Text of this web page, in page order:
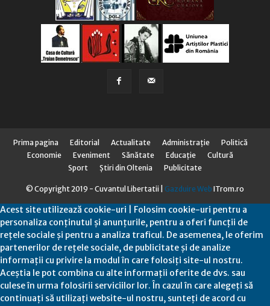
Prima pagina Editorial Actualitate Administraţie
Politică
Economie
Eveniment Sănătate Educaţie
Cultură
Sport
Știri din Oltenia Publicitate
© Copyright 2019 - Cuvantul Libertatii | Gazduire Web ITrom.ro
Acest site utilizează cookie-uri | Folosim cookie-uri pentru a
personaliza conținutul și anunțurile, pentru a oferi funcții de
rețele sociale și pentru a analiza traficul. De asemenea, le oferim
partenerilor de rețele sociale, de publicitate și de analize
informații cu privire la modul în care folosiți site-ul nostru.
Aceștia le pot combina cu alte informații oferite de dvs. sau
culese în urma folosirii serviciilor lor. În cazul în care alegeți să
continuați să utilizați website-ul nostru, sunteți de acord cu